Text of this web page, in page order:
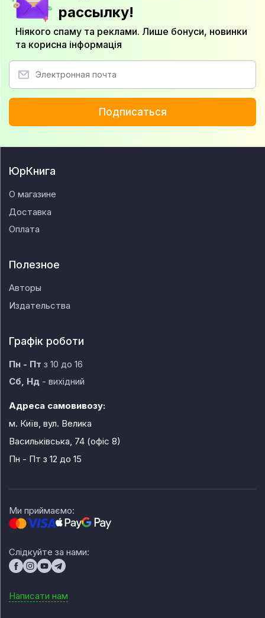
рассылку!
Ніякого спаму та реклами. Лише бонуси, новинки
та корисна інформація
Подписаться
ЮрКнига
О магазине
Доставка
Оплата
Полезное
Авторы
Издательства
Графік роботи
Пн - Пт з 10 до 16
Сб, Нд - вихідний
Адреса самовивозу:
м. Київ, вул. Велика
Васильківська, 74 (офіс 8)
Пн - Пт з 12 до 15
Ми приймаємо:
Слідкуйте за нами:
Написати нам